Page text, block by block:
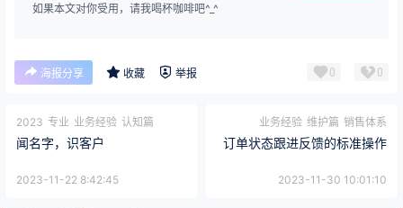
如果本文对你受用，请我喝杯咖啡吧^_^
海报分享 收藏 举报 0 0
2023 专业 业务经验 认知篇
闻名字，识客户
2023-11-22 8:42:45
业务经验 维护篇 销售体系
订单状态跟进反馈的标准操作
2023-11-30 10:01:10